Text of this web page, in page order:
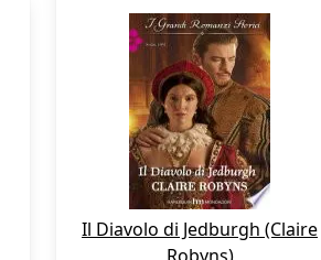
Il Diavolo di Jedburgh (Claire